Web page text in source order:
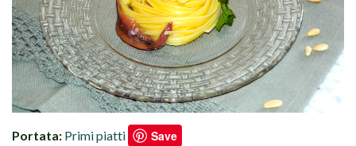
Portata: Primi piatti Save